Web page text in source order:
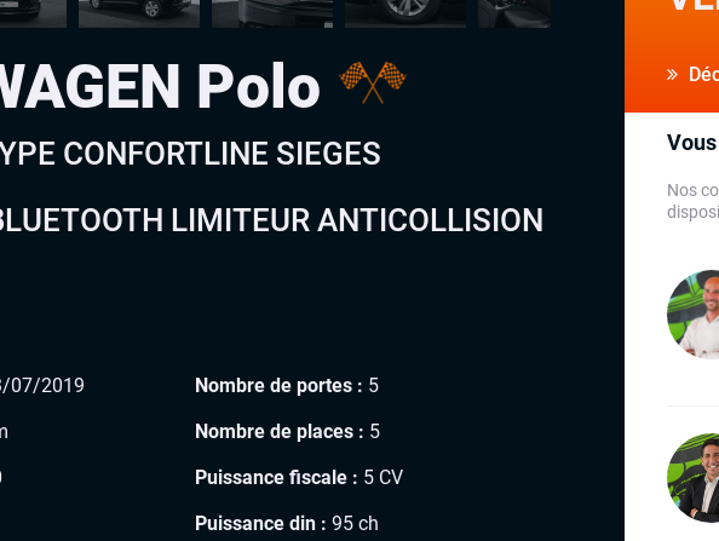
Polo
CONFORTLINE SIEGES
LIMITEUR ANTICOLLISION
07/2019
Nombre de portes : 5
Nombre de places : 5
Puissance fiscale : 5 CV
Puissance din : 95 ch
Nos